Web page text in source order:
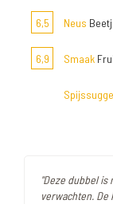
6,5 Neus
6,9 Smaak
"Deze dubbel
verwachten.